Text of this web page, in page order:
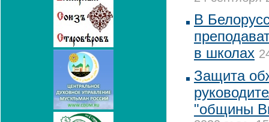
В
в школах
Защита
"общины